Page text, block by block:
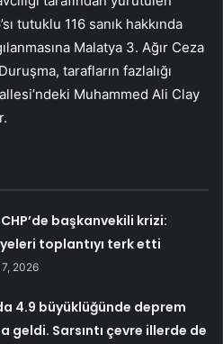
tutuklu 116 sanık hakkında
Malatya 3. Ağır Ceza
tarafların fazlalığı
Muhammed Ali Clay
başkanvekili krizi:
toplantıyı terk etti
2026
4.9 büyüklüğünde deprem
geldi. Sarsıntı çevre illerde de